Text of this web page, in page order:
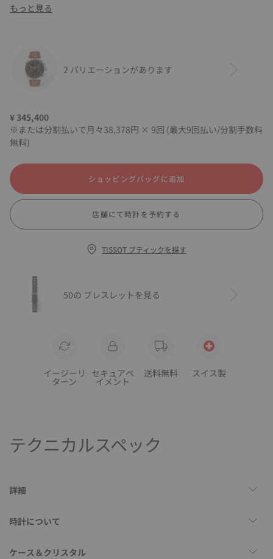
もっと見る
2 バリエーションがあります
¥ 345,400
※または分割払いで月々38,378円 × 9回 (最大9回払い/分割手数料
無料)
ショッピングバッグに追加
店舗にて時計を予約する
TISSOT ブティックを探す
50の ブレスレットを見る
イージーリ
ターン
セキュアペ
イメント
送料無料 スイス製
テクニカルスペック
詳細
時計について
ケース＆クリスタル